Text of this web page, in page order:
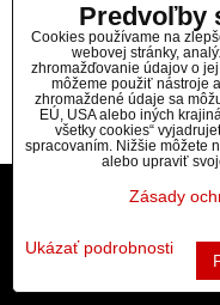
*(Povinné)
Vytvorené pomocou:
Predvoľby
Cookies používame na
webovej stránky,
zhromažďovanie údajov o
môžeme použiť nástroje
zhromaždené údaje sa
EÚ, USA alebo iných
všetky cookies“
spracovaním. Nižšie môžete
alebo upraviť
Zásady
Ukázať podrobnosti